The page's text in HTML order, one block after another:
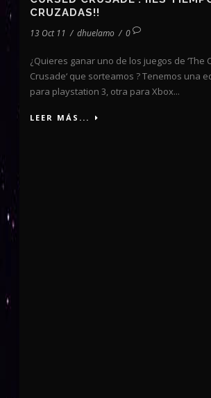
CRUZADAS!!
13 Oct 11 / dhuelamo / 0
¿Quieres ganar uno de los juegos de ‘The
Crusade‘ que sorteamos ? Tenemos una
para playstation 3, otra para Xbox...
LEER MÁS...